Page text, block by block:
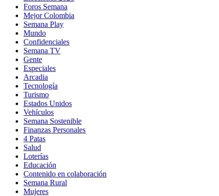
Foros Semana
Mejor Colombia
Semana Play
Mundo
Confidenciales
Semana TV
Gente
Especiales
Arcadia
Tecnología
Turismo
Estados Unidos
Vehículos
Semana Sostenible
Finanzas Personales
4 Patas
Salud
Loterías
Educación
Contenido en colaboración
Semana Rural
Mujeres